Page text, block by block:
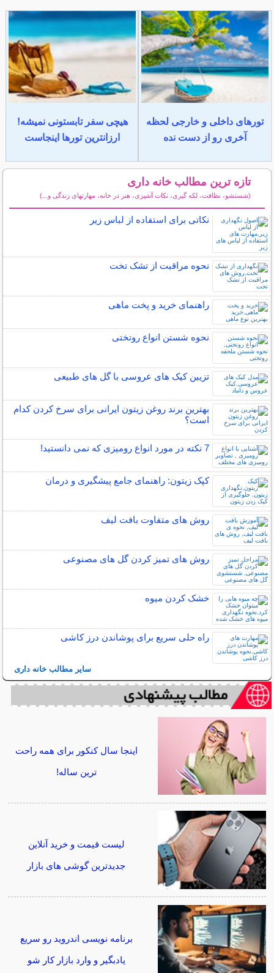
تورهای داخلی و خارجی لحظه
آخری رو از دست نده
هیچی سفر تابستونی نمیشه!
ارزانترین تورها اینجاست
تازه ترین مطالب خانه داری
(شستشو، نظافت، لکه گیری، نکات آشپزی، هنر در خانه، مهارتهای زندگی و...)
نکاتی برای استفاده از لباس زیر
نحوه مراقبت از تشک تخت
راهنمای خرید و پخت ماهی
نحوه شستن انواع روتختی
تزیین کیک های عروسی با گل های طبیعی
بهترین برند روغن زیتون ایرانی برای سرخ کردن کدام
است؟
7 نکته در مورد انواع رومیزی که نمی دانستید!
کپک زیتون: راهنمای جامع پیشگیری و درمان
روش های متفاوت بافت لیف
روش های تمیز کردن گل های مصنوعی
خشک کردن میوه
راه حلی سریع برای پوشاندن درز کاشی
سایر مطالب خانه داری
اینجا سال کنکور برای همه راحت
ترین ساله!
لیست قیمت و خرید آنلاین
جدیدترین گوشی های بازار
برنامه نویسی اندروید رو سریع
یادبگیر و وارد بازار کار شو